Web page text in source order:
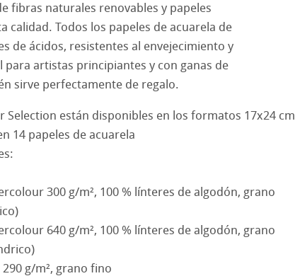
Watercolour
lápiz
fibras naturales renovables y papeles
calidad. Todos los papeles de acuarela de
de ácidos, resistentes al envejecimiento y
para artistas principiantes y con ganas de
sirve perfectamente de regalo.
Selection están disponibles en los formatos 17x24 cm
14 papeles de acuarela
300 g/m², 100 % línteres de algodón, grano
640 g/m², 100 % línteres de algodón, grano
g/m², grano fino